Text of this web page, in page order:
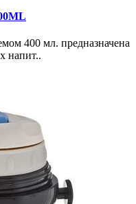
400 мл. предназначена
напит..